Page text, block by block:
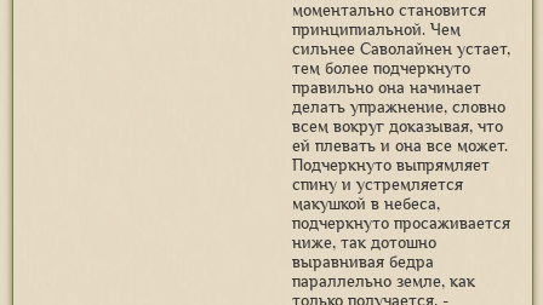
моментально становится
принципиальной. Чем
сильнее Саволайнен устает,
тем более подчеркнуто
правильно она начинает
делать упражнение, словно
всем вокруг доказывая, что
ей плевать и она все может.
Подчеркнуто выпрямляет
спину и устремляется
макушкой в небеса,
подчеркнуто просаживается
ниже, так дотошно
выравнивая бедра
параллельно земле, как
только получается, -